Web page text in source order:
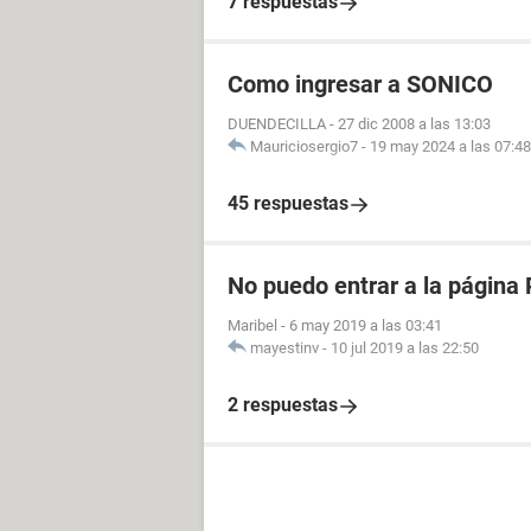
Como ingresar a SONICO
DUENDECILLA - 27 dic 2008 a las 13:03
Mauriciosergio7 - 19 may 2024 a las 07:48
45 respuestas
No puedo entrar a la página
Maribel - 6 may 2019 a las 03:41
mayestinv - 10 jul 2019 a las 22:50
2 respuestas